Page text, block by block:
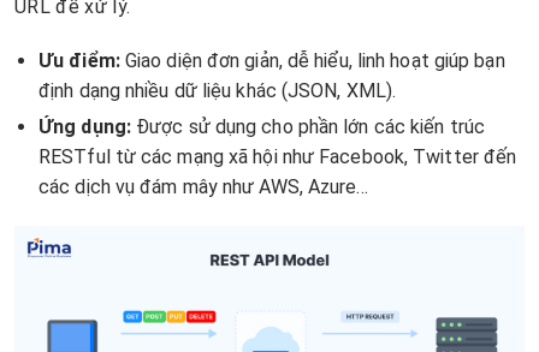
URL để xử lý.
Ưu điểm:Giao diện đơn giản, dễ hiểu, linh hoạt giúp bạn
định dạng nhiều dữ liệu khác (JSON, XML).
Ứng dụng:Được sử dụng cho phần lớn các kiến trúc
RESTful từ các mạng xã hội như Facebook, Twitter đến
các dịch vụ đám mây như AWS, Azure…